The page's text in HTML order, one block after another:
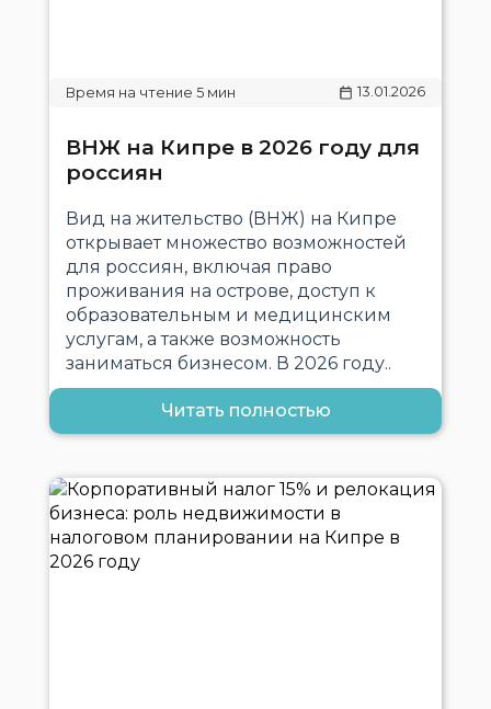
13.01.2026
ВНЖ на Кипре в 2026 году для
россиян
Вид на жительство (ВНЖ) на Кипре
открывает множество возможностей
для россиян, включая право
проживания на острове, доступ к
образовательным и медицинским
услугам, а также возможность
заниматься бизнесом. В 2026 году..
Читать полностью